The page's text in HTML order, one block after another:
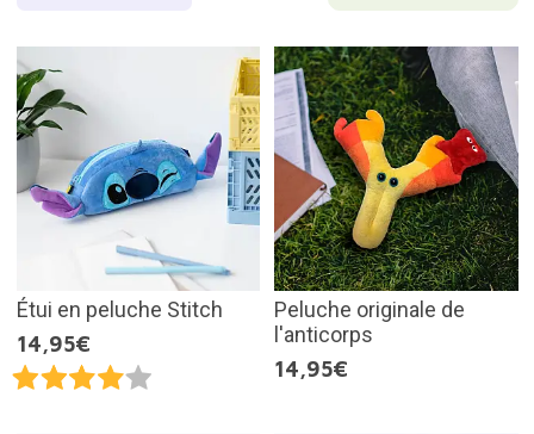
Étui en peluche Stitch
14,95€
Peluche originale de
l'anticorps
14,95€